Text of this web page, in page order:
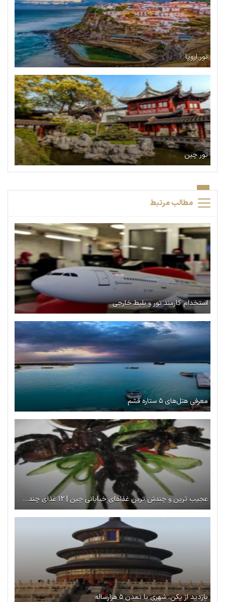
تور اروپا
تور چین
مطالب مرتبط
استخدام کارمند تور و بلیط خارجی
معرفی هتل‌های ۵ ستاره قشم
عجیب ترین و چندش ترین غذاهای خیابانی چین | ۱۲ غذای چندش آور در چین
بازدید از پکن، شهری با تمدن ۵ هزارساله